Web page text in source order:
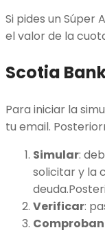
Si pides un Súper
el valor de la
Scotia
Para iniciar la
tu email.
Simular:
solicitar y la
Verificar: